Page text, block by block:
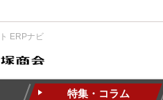
ERPナビ
特集・コラム